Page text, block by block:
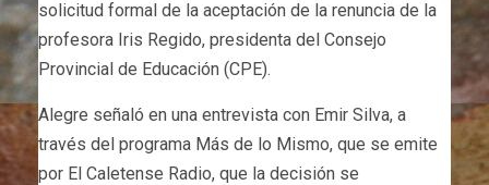
solicitud formal de la aceptación de la renuncia de la
profesora Iris Regido, presidenta del Consejo
Provincial de Educación (CPE).
Alegre señaló en una entrevista con Emir Silva, a
través del programa Más de lo Mismo, que se emite
por El Caletense Radio, que la decisión se